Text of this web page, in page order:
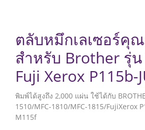
ตลับหมึกเลเซอร์คุ
สำหรับ Brother รุ่
Fuji Xerox P115b-
พิมพ์ได้สูงถึง 2,000 แผ่น ใช้ได้กับ
1510/MFC-1810/MFC-1815/FujiXerox
M115f